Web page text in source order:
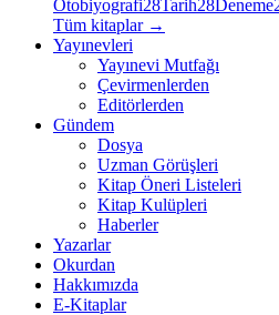
Otobiyografi28Tarih28Deneme
Tüm kitaplar →
Yayınevleri
Yayınevi Mutfağı
Çevirmenlerden
Editörlerden
Gündem
Dosya
Uzman Görüşleri
Kitap Öneri Listeleri
Kitap Kulüpleri
Haberler
Yazarlar
Okurdan
Hakkımızda
E-Kitaplar